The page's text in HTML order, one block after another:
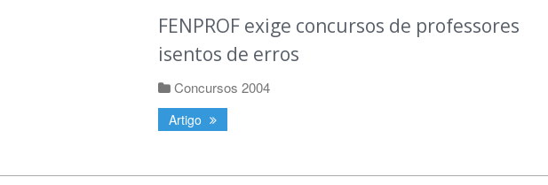
FENPROF exige concursos de professores
isentos de erros
Concursos 2004
Artigo